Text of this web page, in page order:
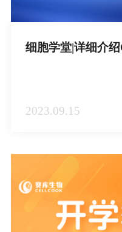
细胞学堂|详细介
2023.09.15